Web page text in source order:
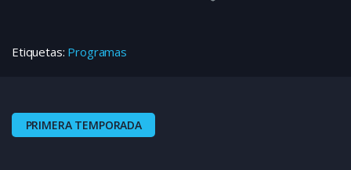
Etiquetas: Programas
PRIMERA TEMPORADA